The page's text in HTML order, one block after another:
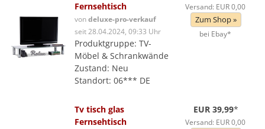
Fernsehtisch
vondeluxe-pro-verkauf
seit 28.04.2024, 09:33 Uhr
Produktgruppe: TV-
Möbel & Schrankwände
Zustand: Neu
Standort: 06*** DE
Versand: EUR 0,00
Zum Shop »
bei Ebay*
Tv tisch glas
Fernsehtisch
EUR 39,99*
Versand: EUR 0,00